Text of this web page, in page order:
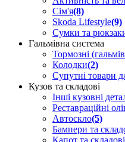
Сім'я(8)
Skoda Lifestyle(9)
Сумки та
Гальмівна система
Тормозні
Колодки(2)
Супутні товари
Кузов та складові
Інші кузовні
Реставраційні
Автоскло(5)
Бампери та
Капот та складові